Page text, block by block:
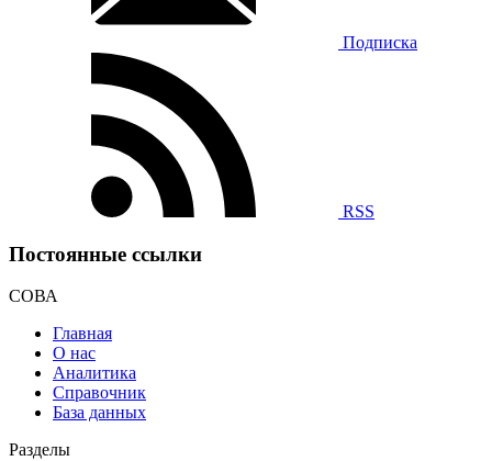
Подписка
RSS
Постоянные ссылки
СОВА
Главная
О нас
Аналитика
Справочник
База данных
Разделы